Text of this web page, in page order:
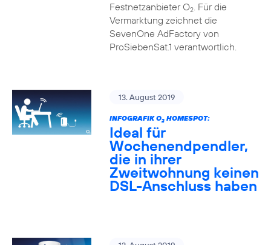
Festnetzanbieter O2. Für die
Vermarktung zeichnet die
SevenOne AdFactory von
ProSiebenSat.1 verantwortlich.
13. August 2019
INFOGRAFIK O2HOMESPOT:
Ideal für
Wochenendpendler,
die in ihrer
Zweitwohnung keinen
DSL-Anschluss haben